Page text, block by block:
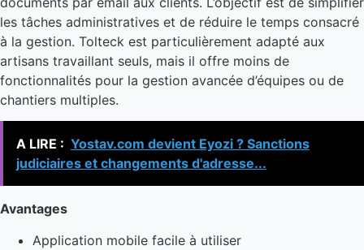
les tâches administratives et de réduire le temps consacré
à la gestion. Tolteck est particulièrement adapté aux
artisans travaillant seuls, mais il offre moins de
fonctionnalités pour la gestion avancée d’équipes ou de
chantiers multiples.
A LIRE : Yostav.com devient​ Eyozi ? Sanctions
judiciaires et changements d'adresse...
Avantages
Application mobile facile à utiliser